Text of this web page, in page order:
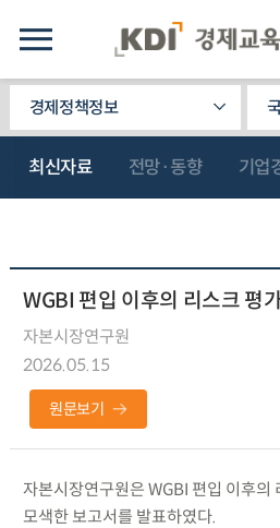
경제정책정보
최신자료 전망·동향 기업
WGBI 편입 이후의 리스크 평
자본시장연구원
2026.05.15
원문보기
자본시장연구원은 WGBI 편입 이후의
모색한 보고서를 발표하였다.